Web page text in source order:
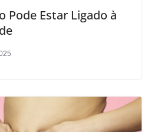
Pode Estar Ligado à